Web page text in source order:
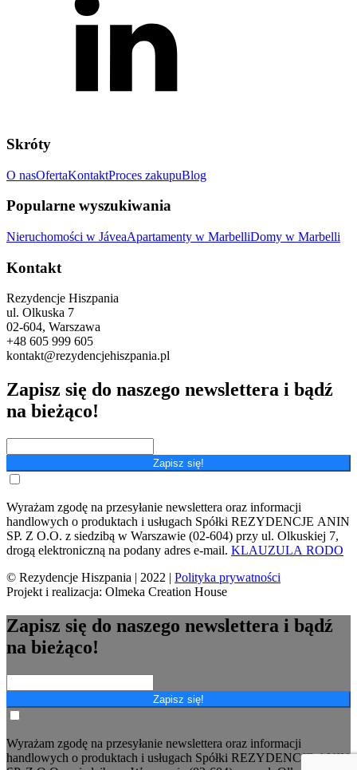
Skróty
O nasOfertaKontaktProces zakupuBlog
Popularne wyszukiwania
Nieruchomości w JáveaApartamenty w MarbelliDomy w Marbelli
Kontakt
Rezydencje Hiszpania
ul. Olkuska 7
02-604, Warszawa
+48 605 999 605
kontakt@rezydencjehiszpania.pl
Zapisz się do naszego newslettera i bądź
na bieżąco!
Zapisz się!
Wyrażam zgodę na przesyłanie newslettera oraz informacji
handlowych o produktach i usługach Spółki REZYDENCJE ANIN
SP. Z O.O. z siedzibą w Warszawie (02-604) przy ul. Olkuskiej 7,
drogą elektroniczną na podany adres e-mail. KLAUZULA RODO
© Rezydencje Hiszpania | 2022 | Polityka prywatności
Projekt i realizacja: Olmeka Creation House
Zapisz się do naszego newslettera i bądź
na bieżąco!
Zapisz się!
Wyrażam zgodę na przesyłanie newslettera oraz informacji
handlowych o produktach i usługach Spółki REZYDENCJE ANIN